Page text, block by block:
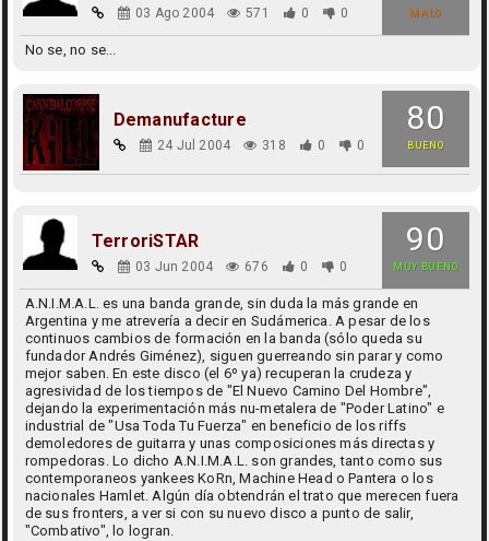
MALO
03 Ago 2004 571 0 0
No se, no se...
80
BUENO
Demanufacture
24 Jul 2004 318 0 0
90
MUY BUENO
TerroriSTAR
03 Jun 2004 676 0 0
A.N.I.M.A.L. es una banda grande, sin duda la más grande en
Argentina y me atrevería a decir en Sudámerica. A pesar de los
continuos cambios de formación en la banda (sólo queda su
fundador Andrés Giménez), siguen guerreando sin parar y como
mejor saben. En este disco (el 6º ya) recuperan la crudeza y
agresividad de los tiempos de "El Nuevo Camino Del Hombre",
dejando la experimentación más nu-metalera de "Poder Latino" e
industrial de "Usa Toda Tu Fuerza" en beneficio de los riffs
demoledores de guitarra y unas composiciones más directas y
rompedoras. Lo dicho A.N.I.M.A.L. son grandes, tanto como sus
contemporaneos yankees KoRn, Machine Head o Pantera o los
nacionales Hamlet. Algún día obtendrán el trato que merecen fuera
de sus fronters, a ver si con su nuevo disco a punto de salir,
"Combativo", lo logran.